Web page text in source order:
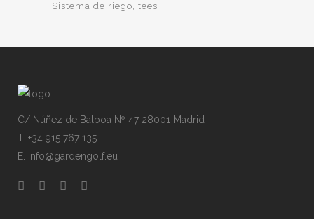
Sistema de riego tees
C/ Núñez de Balboa Nº 47 28001 Madrid
T. +34 915 767 135
E. info@gardengolf.eu